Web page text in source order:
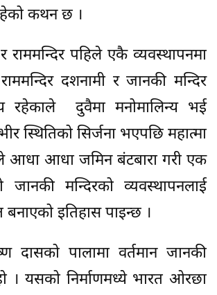
कथन छ ।
राममन्दिर पहिले एकै व्यवस्थापनमा
दशनामी र जानकी मन्दिर
रहेकाले दुवैमा मनोमालिन्य भई
स्थितिको सिर्जना भएपछि महात्मा
आधा आधा जमिन बंटबारा गरी एक
जानकी मन्दिरको व्यवस्थापनलाई
बनाएको इतिहास पाइन्छ ।
दासको पालामा वर्तमान जानकी
। यसको निर्माणमध्ये भारत ओरछा